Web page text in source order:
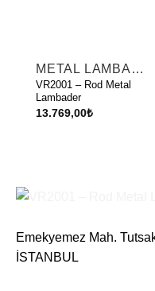
METAL LAMBADER
VR2001 – Rod Metal
Lambader
13.769,00₺
Emekyemez Mah.
İSTANBUL